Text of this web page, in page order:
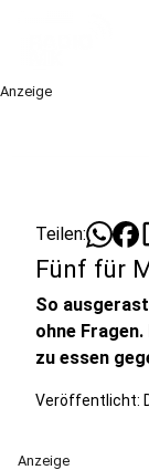
Anzeige
Teilen:
Fünf für
So
ohne
zu essen
Veröffentlicht:
Anzeige